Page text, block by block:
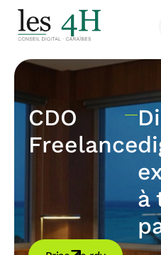
CDO
Freelance
à